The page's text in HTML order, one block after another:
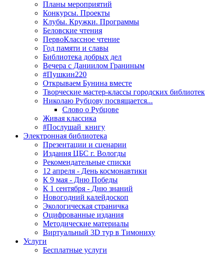
Планы мероприятий
Конкурсы. Проекты
Клубы. Кружки. Программы
Беловские чтения
ПервоКлассное чтение
Год памяти и славы
Библиотека добрых дел
Вечера с Даниилом Граниным
#Пушкин220
Открываем Бунина вместе
Творческие мастер-классы городских библиотек
Николаю Рубцову посвящается...
Слово о Рубцове
Живая классика
#Послушай_книгу
Электронная библиотека
Презентации и сценарии
Издания ЦБС г. Вологды
Рекомендательные списки
12 апреля - День космонавтики
К 9 мая - Дню Победы
К 1 сентября - Дню знаний
Новогодний калейдоскоп
Экологическая страничка
Оцифрованные издания
Методические материалы
Виртуальный 3D тур в Тимониху
Услуги
Бесплатные услуги